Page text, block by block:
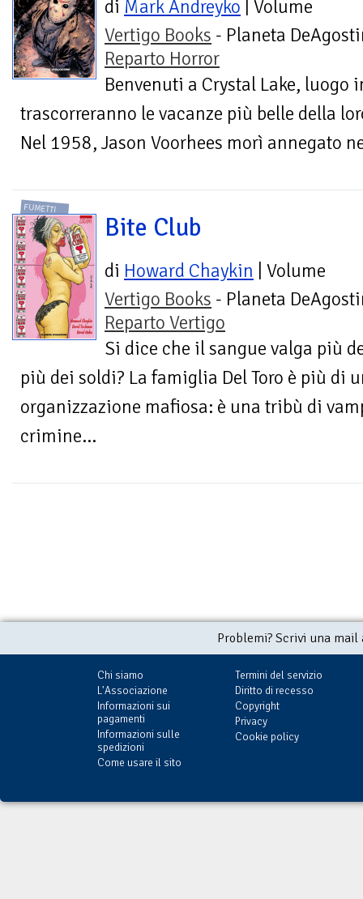
di Mark Andreyko | Volume
Vertigo Books - Planeta
Reparto Horror
Benvenuti a Crystal Lake,
trascorreranno le vacanze più belle della
Nel 1958, Jason Voorhees morì annegato
FUMETTI
Bite Club
di Howard Chaykin | Volume
Vertigo Books - Planeta
Reparto Vertigo
Si dice che il sangue valga più
più dei soldi? La famiglia Del Toro è più di
organizzazione mafiosa: è una tribù di
crimine...
Problemi? Scrivi una
Chi siamo
L'Associazione
Informazioni sui
pagamenti
Informazioni sulle
spedizioni
Come usare il sito
Termini del servizio
Diritto di recesso
Copyright
Privacy
Cookie policy